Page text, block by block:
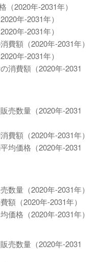
2020年-2031年）
年-2031年）
年-2031年）
費額（2020年-2031年）
年-2031年）
消費額（2020年-2031
売数量（2020年-2031
費額（2020年-2031年）
均価格（2020年-2031
数量（2020年-2031年）
額（2020年-2031年）
価格（2020年-2031年）
売数量（2020年-2031